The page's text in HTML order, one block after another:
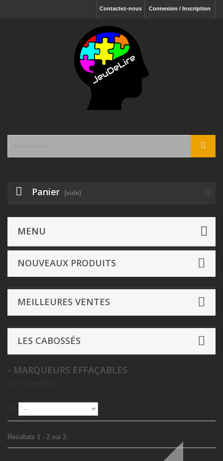
Connexion / Inscription
Contactez-nous
Panier (vide)
MENU - Marqueurs effaçables
NOUVEAUX PRODUITS
MEILLEURES VENTES
LES CABOSSÉS
- MARQUEURS EFFAÇABLES
Résultats 1 - 2 sur 2.